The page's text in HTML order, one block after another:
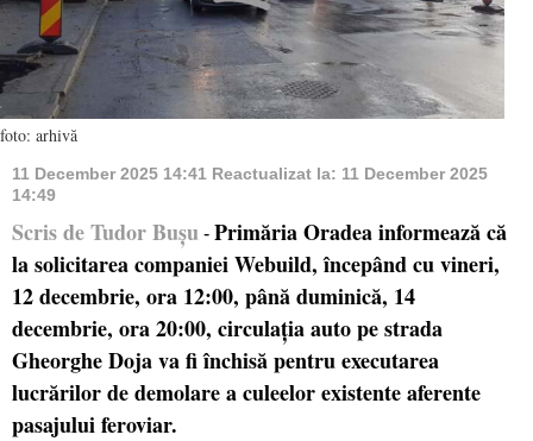
foto: arhivă
11 December 2025 14:41 Reactualizat la: 11 December 2025
14:49
Scris de Tudor Bușu - Primăria Oradea informează că
la solicitarea companiei Webuild, începând cu vineri,
12 decembrie, ora 12:00, până duminică, 14
decembrie, ora 20:00, circulația auto pe strada
Gheorghe Doja va fi închisă pentru executarea
lucrărilor de demolare a culeelor existente aferente
pasajului feroviar.